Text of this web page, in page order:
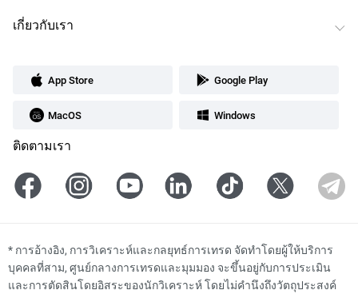
เกี่ยวกับเรา
App Store Google Play
MacOS Windows
ติดตามเรา
* การอ้างอิง, การวิเคราะห์และกลยุทธ์การเทรด จัดทำโดยผู้ให้บริการ
บุคคลที่สาม, ศูนย์กลางการเทรดและมุมมอง จะขึ้นอยู่กับการประเมิน
และการตัดสินโดยอิสระของนักวิเคราะห์ โดยไม่คำนึงถึงวัตถุประสงค์